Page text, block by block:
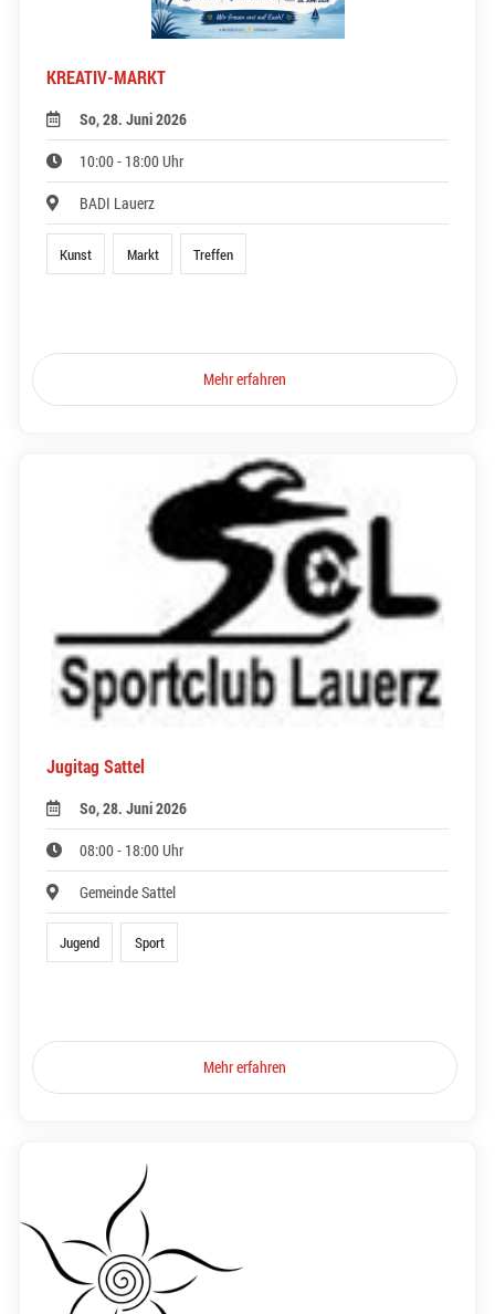
KREATIV-MARKT
So, 28. Juni 2026
10:00 - 18:00 Uhr
BADI Lauerz
Kunst Markt Treffen
Mehr erfahren
Jugitag Sattel
So, 28. Juni 2026
08:00 - 18:00 Uhr
Gemeinde Sattel
Jugend Sport
Mehr erfahren